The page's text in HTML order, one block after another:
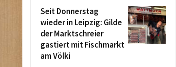
Seit Donnerstag
wieder in Leipzig: Gilde
der Marktschreier
gastiert mit Fischmarkt
am Völki